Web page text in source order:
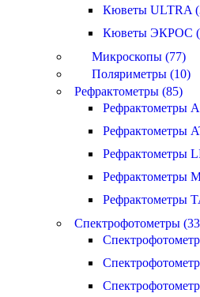
Кюветы ULTRA
Кюветы ЭКРОС
Микроскопы (77)
Поляриметры (10)
Рефрактометры (85)
Рефрактометры
Рефрактометры
Рефрактометры
Рефрактометры
Рефрактометры
Спектрофотометры